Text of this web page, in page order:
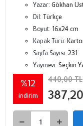
Yazar: Gökhan
Dil: Türkçe
Boyut: 16x24 cm
Kapak Türü:
Sayfa Sayısı: 231
Yayınevi: Seçkin
%12
indirim
440,00 TL